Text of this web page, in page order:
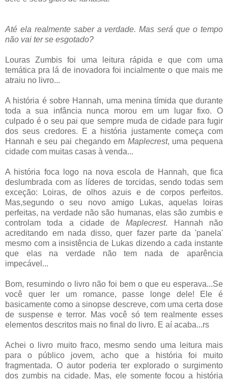
Até ela realmente saber a verdade. Mas será que o tempo
não vai ter se esgotado?
Louras Zumbis foi uma leitura rápida e que com uma
temática pra lá de inovadora foi incialmente o que mais me
atraiu no livro...
A história é sobre Hannah, uma menina tímida que durante
toda a sua infância nunca morou em um lugar fixo. O
culpado é o seu pai que sempre muda de cidade para fugir
dos seus credores. E a história justamente começa com
Hannah e seu pai chegando em Maplecrest, uma pequena
cidade com muitas casas à venda...
A história foca logo na nova escola de Hannah, que fica
deslumbrada com as líderes de torcidas, sendo todas sem
exceção: Loiras, de olhos azuis e de corpos perfeitos.
Mas,segundo o seu novo amigo Lukas, aquelas loiras
perfeitas, na verdade não são humanas, elas são zumbis e
controlam toda a cidade deMaplecrest. Hannah não
acreditando em nada disso, quer fazer parte da 'panela'
mesmo com a insistência de Lukas dizendo a cada instante
que elas na verdade não tem nada de aparência
impecável...
Bom, resumindo o livro não foi bem o que eu esperava...Se
você quer ler um romance, passe longe dele! Ele é
basicamente como a sinopse descreve, com uma certa dose
de suspense e terror. Mas você só tem realmente esses
elementos descritos mais no final do livro. E aí acaba...rs
Achei o livro muito fraco, mesmo sendo uma leitura mais
para o público jovem, acho que a história foi muito
fragmentada. O autor poderia ter explorado o surgimento
dos zumbis na cidade. Mas, ele somente focou a história